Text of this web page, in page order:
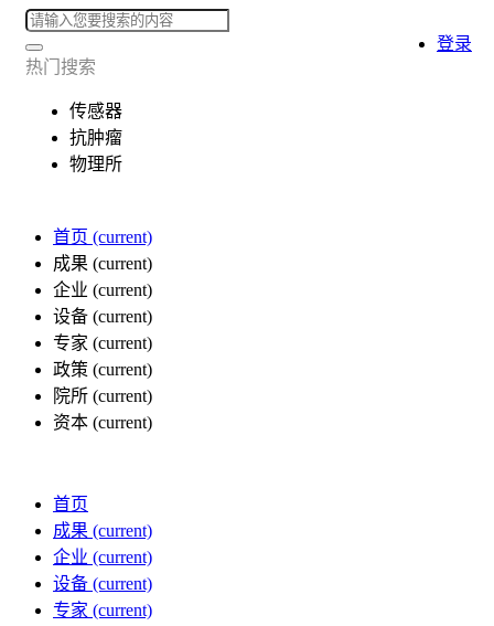
热门搜索
传感器
抗肿瘤
物理所
首页 (current)
成果 (current)
企业 (current)
设备 (current)
专家 (current)
政策 (current)
院所 (current)
资本 (current)
登录
首页
成果 (current)
企业 (current)
设备 (current)
专家 (current)